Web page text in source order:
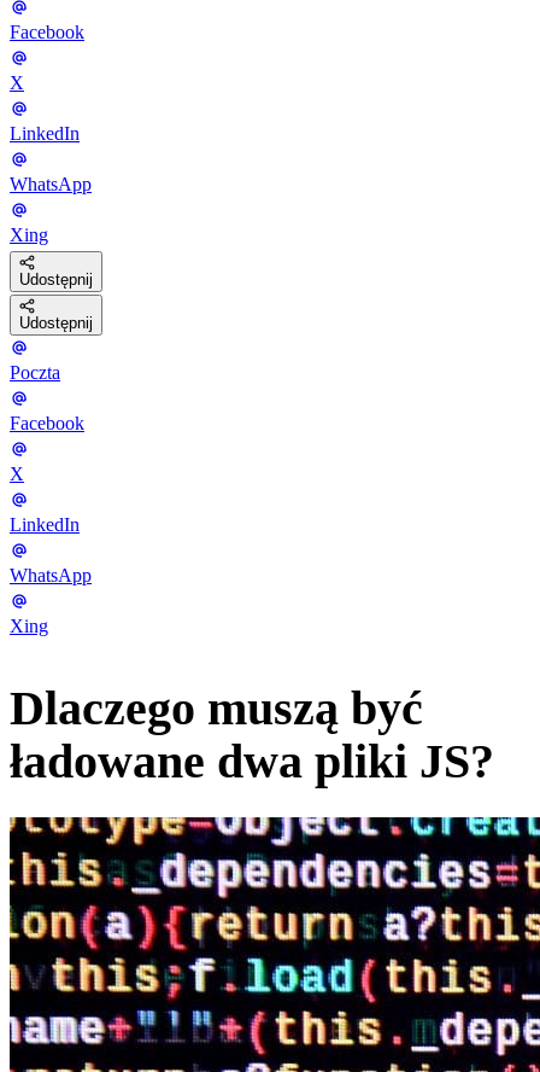
Facebook
X
LinkedIn
WhatsApp
Xing
Udostępnij
Udostępnij
Poczta
Facebook
X
LinkedIn
WhatsApp
Xing
Dlaczego muszą być
ładowane dwa pliki JS?